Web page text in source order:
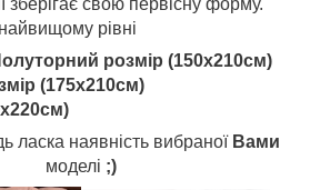
зберігає свою первісну форму.
рівні
розмір (150х210см)
(175х210см)
ласка наявність вибраної Вами
моделі ;)